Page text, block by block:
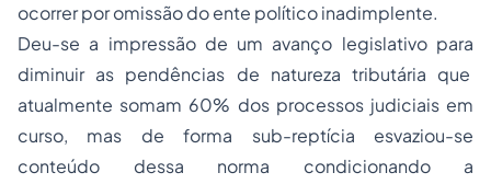
ocorrer por omissão do ente político inadimplente.
Deu-se a impressão de um avanço legislativo para
diminuir as pendências de natureza tributária que
atualmente somam 60% dos processos judiciais em
curso, mas de forma sub-reptícia esvaziou-se
conteúdo dessa norma condicionando a